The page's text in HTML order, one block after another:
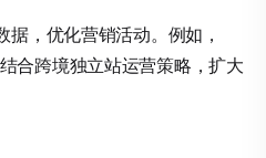
，优化营销活动。例如，
合跨境独立站运营策略，扩大